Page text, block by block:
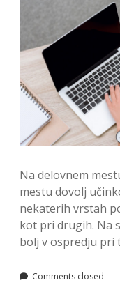
Na delovnem
mestu dovolj
nekaterih vrstah
kot pri drugih. Na
bolj v ospredju pri
Comments closed